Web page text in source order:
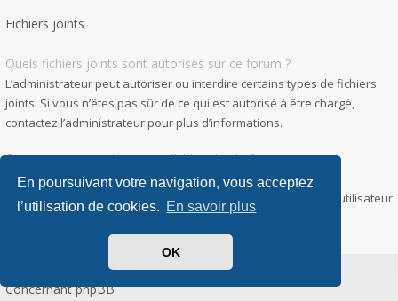
En poursuivant votre navigation, vous acceptez
l’utilisation de cookies. En savoir plus
OK
Fichiers joints
Quels fichiers joints sont autorisés sur ce forum ?
L’administrateur peut autoriser ou interdire certains types de fichiers
joints. Si vous n’êtes pas sûr de ce qui est autorisé à être chargé,
contactez l’administrateur pour plus d’informations.
Comment trouver tous mes fichiers joints ?
Pour accéder à la liste des fichiers que vous avez joints à vos
messages et messages privés, allez dans votre panneau de l’utilisateur
Concernant phpBB